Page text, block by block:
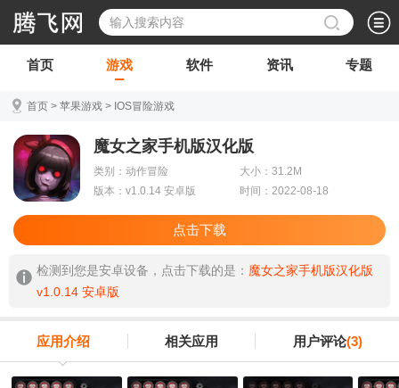
首页 游戏 软件 资讯 专题
首页 > 苹果游戏 > IOS冒险游戏
魔女之家手机版汉化版
类别：动作冒险
大小：31.2M
版本：v1.0.14 安卓版
时间：2022-08-18
点击下载
检测到您是安卓设备，点击下载的是： 魔女之家手机版汉化版
v1.0.14 安卓版
应用介绍 相关应用 用户评论(3)